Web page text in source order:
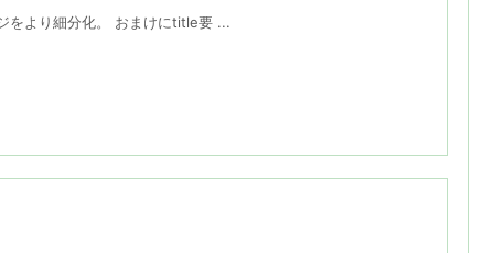
をより細分化。 おまけにtitle要 ...